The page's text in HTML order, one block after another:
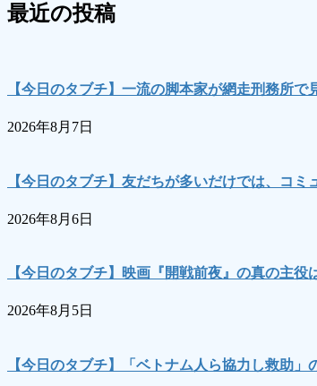
最近の投稿
【今日のタブチ】一流の脚本家が網走刑務所
2026年8月7日
【今日のタブチ】友だちが多いだけでは、コ
2026年8月6日
【今日のタブチ】映画『開戦前夜』の真の主
2026年8月5日
【今日のタブチ】「ベトナム人ら協力し救助